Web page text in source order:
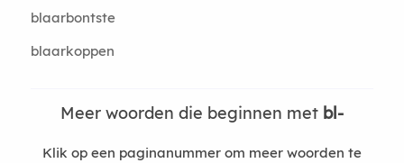
blaarbontste
blaarkoppen
Meer woorden die beginnen met bl-
Klik op een paginanummer om meer woorden te